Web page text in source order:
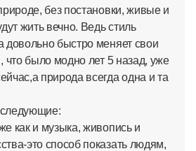
без постановки, живые и
жить вечно. Ведь стиль
довольно быстро меняет свои
что было модно лет 5 назад, уже
природа всегда одна и та
как и музыка, живопись и
это способ показать людям,